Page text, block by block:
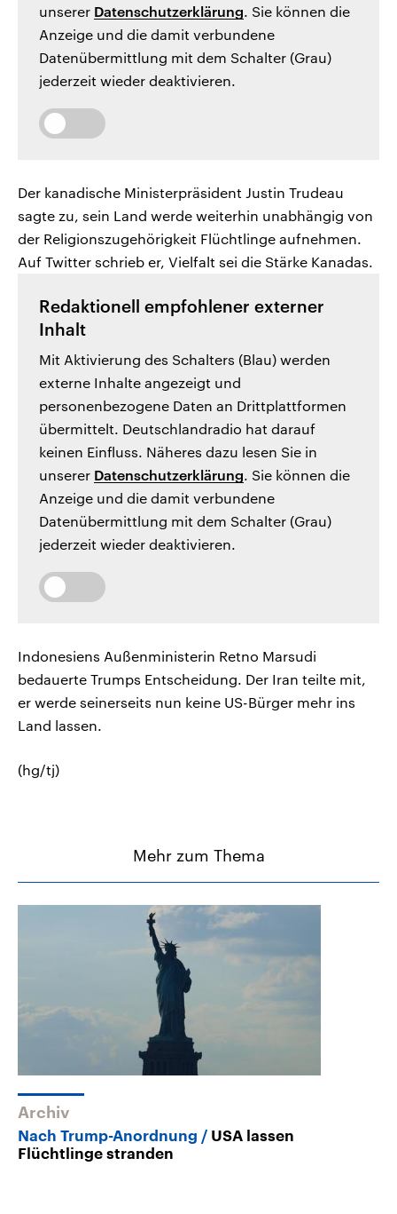
unserer Datenschutzerklärung. Sie können die
Anzeige und die damit verbundene
Datenübermittlung mit dem Schalter (Grau)
jederzeit wieder deaktivieren.
Der kanadische Ministerpräsident Justin Trudeau
sagte zu, sein Land werde weiterhin unabhängig von
der Religionszugehörigkeit Flüchtlinge aufnehmen.
Auf Twitter schrieb er, Vielfalt sei die Stärke Kanadas.
Redaktionell empfohlener externer
Inhalt
Mit Aktivierung des Schalters (Blau) werden
externe Inhalte angezeigt und
personenbezogene Daten an Drittplattformen
übermittelt. Deutschlandradio hat darauf
keinen Einfluss. Näheres dazu lesen Sie in
unserer Datenschutzerklärung. Sie können die
Anzeige und die damit verbundene
Datenübermittlung mit dem Schalter (Grau)
jederzeit wieder deaktivieren.
Indonesiens Außenministerin Retno Marsudi
bedauerte Trumps Entscheidung. Der Iran teilte mit,
er werde seinerseits nun keine US-Bürger mehr ins
Land lassen.
(hg/tj)
Mehr zum Thema
Archiv
Nach Trump-Anordnung
USA lassen
Flüchtlinge stranden